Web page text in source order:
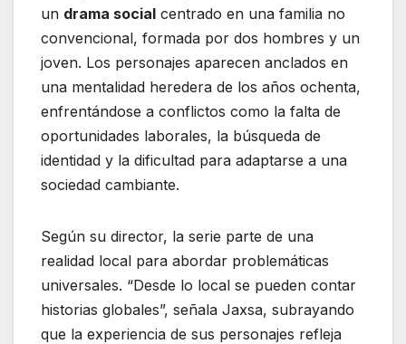
un drama social centrado en una familia no
convencional, formada por dos hombres y un
joven. Los personajes aparecen anclados en
una mentalidad heredera de los años ochenta,
enfrentándose a conflictos como la falta de
oportunidades laborales, la búsqueda de
identidad y la dificultad para adaptarse a una
sociedad cambiante.
Según su director, la serie parte de una
realidad local para abordar problemáticas
universales. “Desde lo local se pueden contar
historias globales”, señala Jaxsa, subrayando
que la experiencia de sus personajes refleja